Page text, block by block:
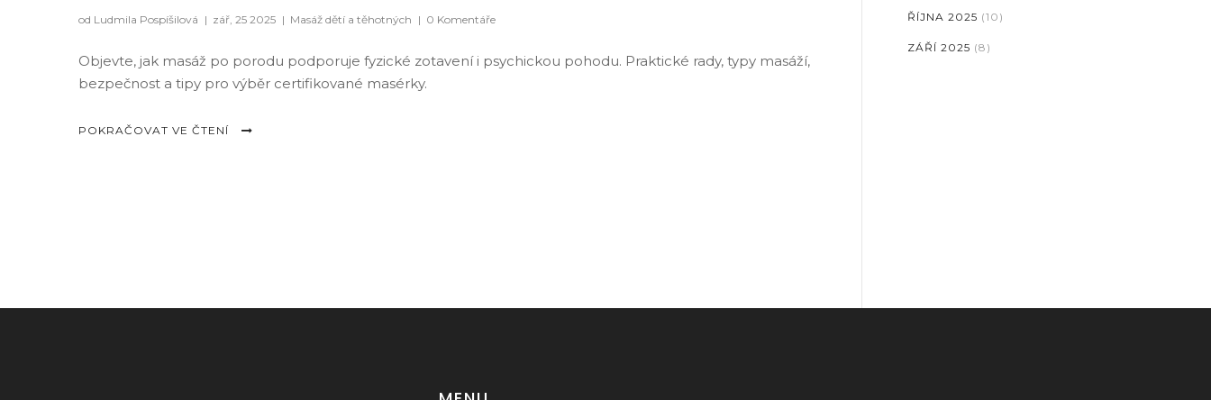
od Ludmila Pospíšilová | zář, 25 2025 | Masáž dětí a těhotných | 0 Komentáře
Objevte, jak masáž po porodu podporuje fyzické zotavení i psychickou pohodu. Praktické rady, typy masáží,
bezpečnost a tipy pro výběr certifikované masérky.
POKRAČOVAT VE ČTENÍ
ŘÍJNA 2025 (10)
ZÁŘÍ 2025 (8)